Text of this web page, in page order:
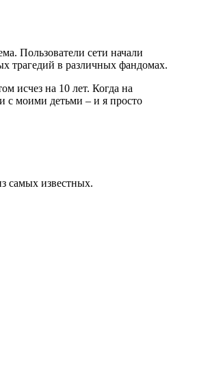
Пользователи сети начали
трагедий в различных фандомах.
исчез на 10 лет. Когда на
с моими детьми – и я просто
самых известных.